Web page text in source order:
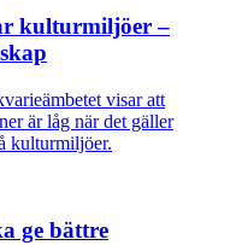
kulturmiljöer –
visar att
är låg när det gäller
kulturmiljöer.
ge bättre